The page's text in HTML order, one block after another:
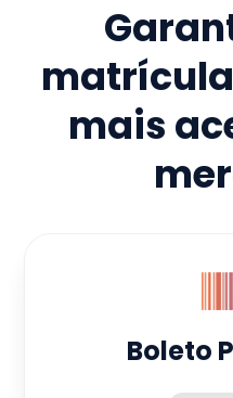
mais
Boleto